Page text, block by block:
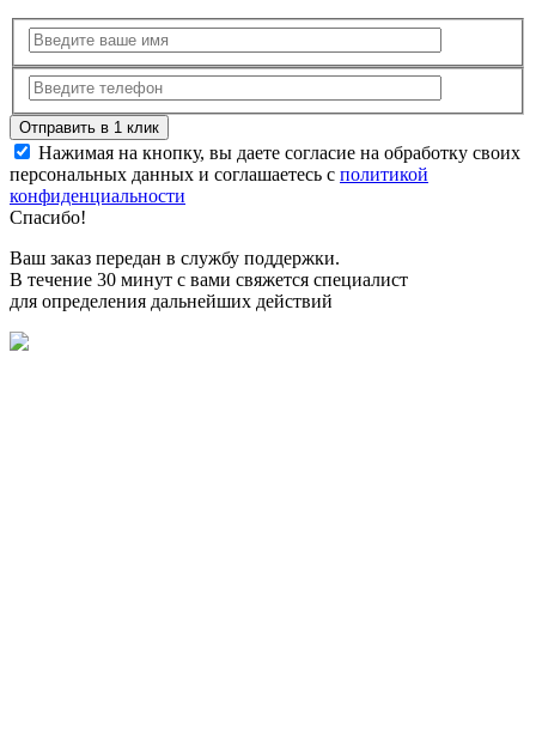
Нажимая на кнопку, вы даете согласие на обработку своих
персональных данных и соглашаетесь с политикой
конфиденциальности
Спасибо!
Ваш заказ передан в службу поддержки.
В течение 30 минут с вами свяжется специалист
для определения дальнейших действий